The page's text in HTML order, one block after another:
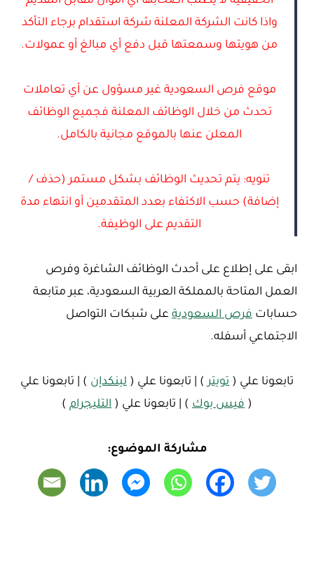
واذا كانت الشركة المعلنة شركة استقدام برجاء التأكد
من هويتها وسمعتها قبل دفع أي مبالغ أو عمولات.
موقع فرص السعودية غير مسؤول عن أي تعاملات
تحدث من خلال الوظائف المعلنة فجميع الوظائف
المعلن عنها بالموقع مجانية بالكامل.
تنويه: يتم تحديث الوظائف بشكل مستمر (حذف /
إضافة) حسب الاكتفاء بعدد المتقدمين أو انتهاء مدة
التقديم على الوظيفة.
ابقى على إطلاع على أحدث الوظائف الشاغرة وفرص
العمل المتاحة بالمملكة العربية السعودية، عبر متابعة
حسابات فرص السعودية على شبكات التواصل
الاجتماعي أسفله.
تابعونا علي ( تويتر ) | تابعونا علي ( لينكدإن ) | تابعونا علي
( فيس بوك ) | تابعونا علي ( التليجرام )
مشاركة الموضوع: